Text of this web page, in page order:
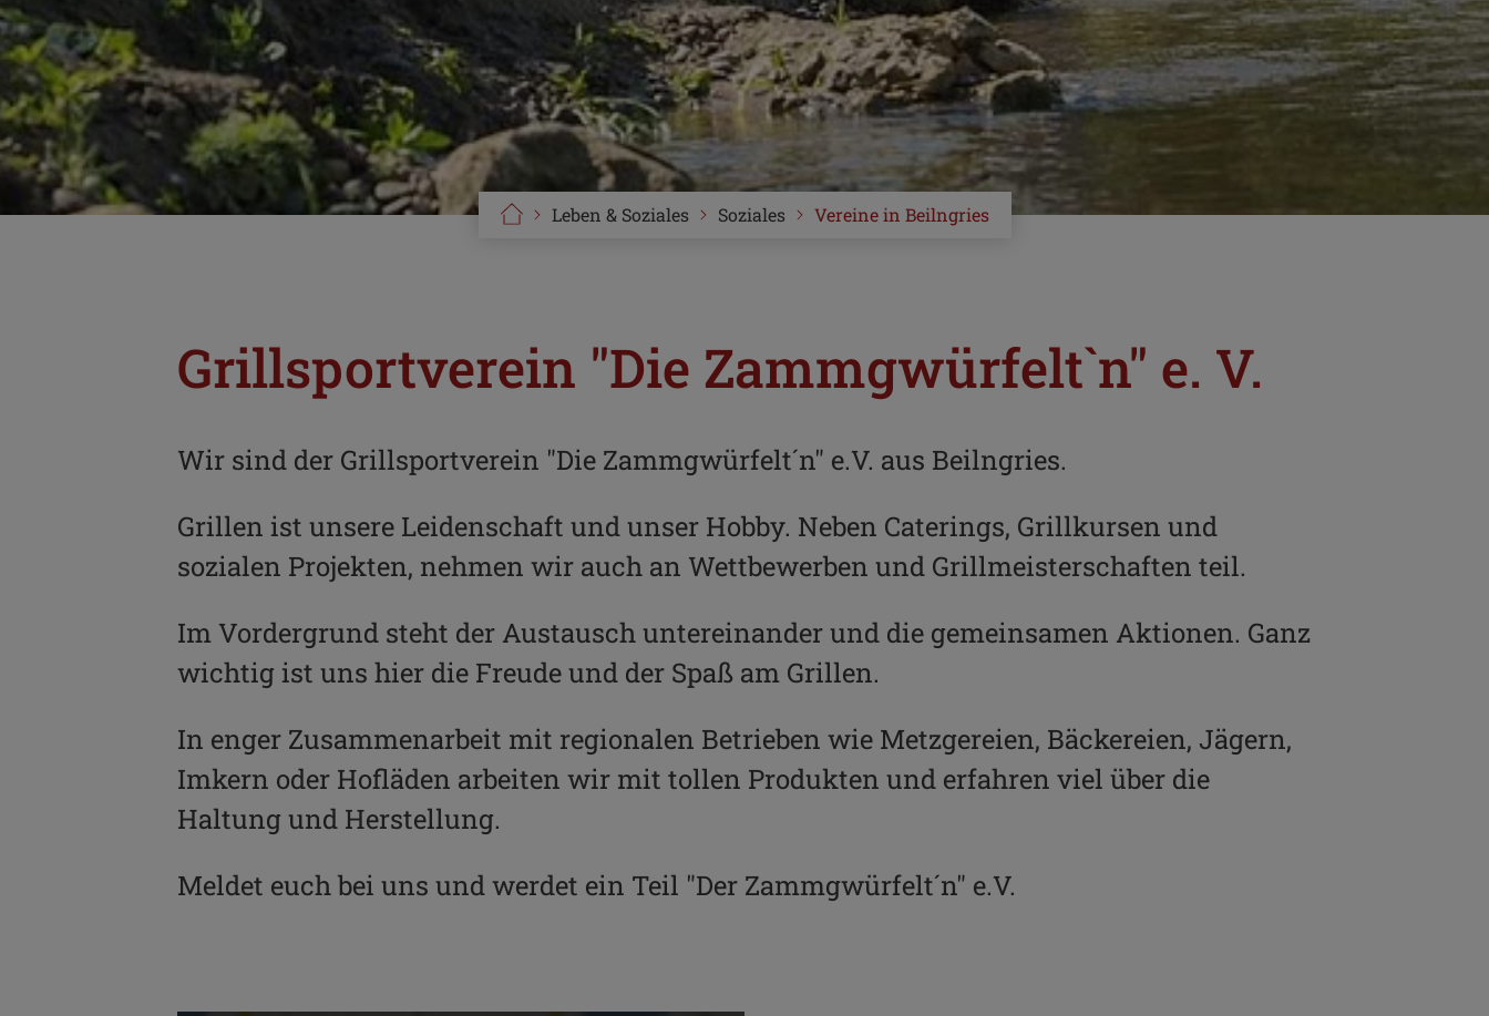
Vereine in Beilngries
Soziales
Leben & Soziales
Grillsportverein "Die Zammgwürfelt`n" e. V.
Wir sind der Grillsportverein "Die Zammgwürfelt´n" e.V. aus Beilngries.
Grillen ist unsere Leidenschaft und unser Hobby. Neben Caterings, Grillkursen und
sozialen Projekten, nehmen wir auch an Wettbewerben und Grillmeisterschaften teil.
Im Vordergrund steht der Austausch untereinander und die gemeinsamen Aktionen. Ganz
wichtig ist uns hier die Freude und der Spaß am Grillen.
In enger Zusammenarbeit mit regionalen Betrieben wie Metzgereien, Bäckereien, Jägern,
Imkern oder Hofläden arbeiten wir mit tollen Produkten und erfahren viel über die
Haltung und Herstellung.
Meldet euch bei uns und werdet ein Teil "Der Zammgwürfelt´n" e.V.